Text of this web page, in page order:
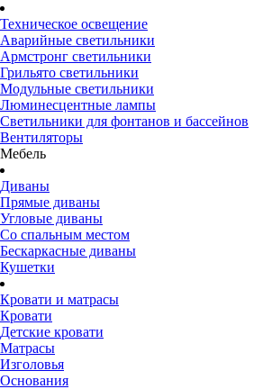
Техническое освещение
Аварийные светильники
Армстронг светильники
Грильято светильники
Модульные светильники
Люминесцентные лампы
Светильники для фонтанов и бассейнов
Вентиляторы
Мебель
Диваны
Прямые диваны
Угловые диваны
Со спальным местом
Бескаркасные диваны
Кушетки
Кровати и матрасы
Кровати
Детские кровати
Матрасы
Изголовья
Основания